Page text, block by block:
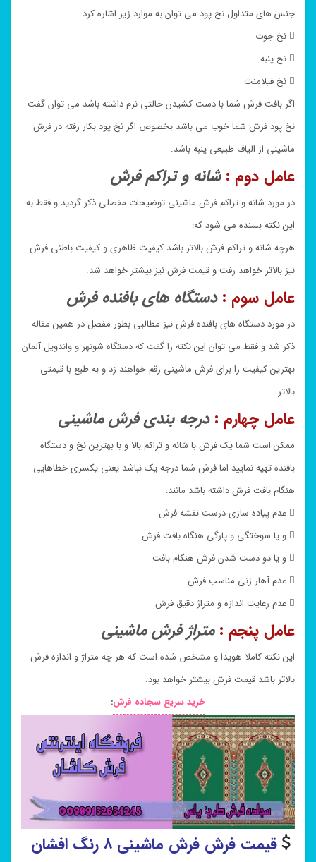
جنس های متداول نخ پود می توان به موارد زیر اشاره کرد:
 نخ جوت
 نخ پنبه
 نخ فیلامنت
اگر بافت فرش شما با دست کشیدن حالتی نرم داشته باشد می توان گفت
نخ پود فرش شما خوب می باشد بخصوص اگر نخ پود بکار رفته در فرش
ماشینی از الیاف طبیعی پنبه باشد.
عامل دوم : شانه و تراکم فرش
در مورد شانه و تراکم فرش ماشینی توضیحات مفصلی ذکر گردید و فقط به
این نکته بسنده می شود که:
هرچه شانه و تراکم فرش بالاتر باشد کیفیت ظاهری و کیفیت باطنی فرش
نیز بالاتر خواهد رفت و قیمت فرش نیز بیشتر خواهد شد.
عامل سوم : دستگاه های بافنده فرش
در مورد دستگاه های بافنده فرش نیز مطالبی بطور مفصل در همین مقاله
ذکر شد و فقط می توان این نکته را گفت که دستگاه شونهر و واندویل آلمان
بهترین کیفیت را برای فرش ماشینی رقم خواهند زد و به طبع با قیمتی
بالاتر
عامل چهارم : درجه بندی فرش ماشینی
ممکن است شما یک فرش با شانه و تراکم بالا و با بهترین نخ و دستگاه
بافنده تهیه نمایید اما فرش شما درجه یک نباشد یعنی یکسری خطاهایی
هنگام بافت فرش داشته باشد مانند:
 عدم پیاده سازی درست نقشه فرش
 و یا سوختگی و پارگی هنگاه بافت فرش
 و یا دو دست شدن فرش هنگام بافت
 عدم آهار زنی مناسب فرش
 عدم رعایت اندازه و متراژ دقیق فرش
عامل پنجم : متراژ فرش ماشینی
این نکته کاملا هویدا و مشخص شده است که هر چه متراژ و اندازه فرش
بالاتر باشد قیمت فرش بیشتر خواهد بود.
خرید سریع سجاده فرش:
قیمت فرش فرش ماشینی ۸ رنگ افشان